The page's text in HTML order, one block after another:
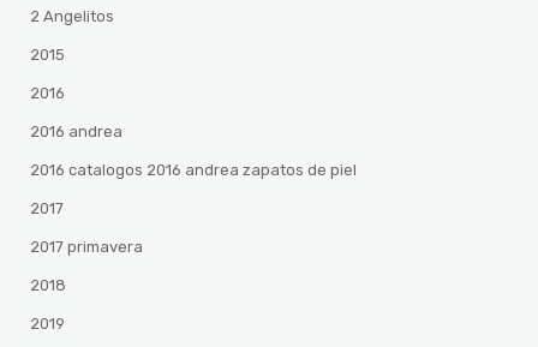
2 Angelitos
2015
2016
2016 andrea
2016 catalogos 2016 andrea zapatos de piel
2017
2017 primavera
2018
2019